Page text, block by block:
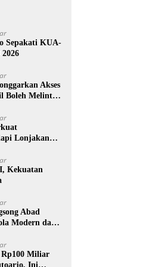
Sepakati KUA-
Akses
Boleh Melintas
Lonjakan
Kekuatan
Abad
Modern dan
Miliar
Ini